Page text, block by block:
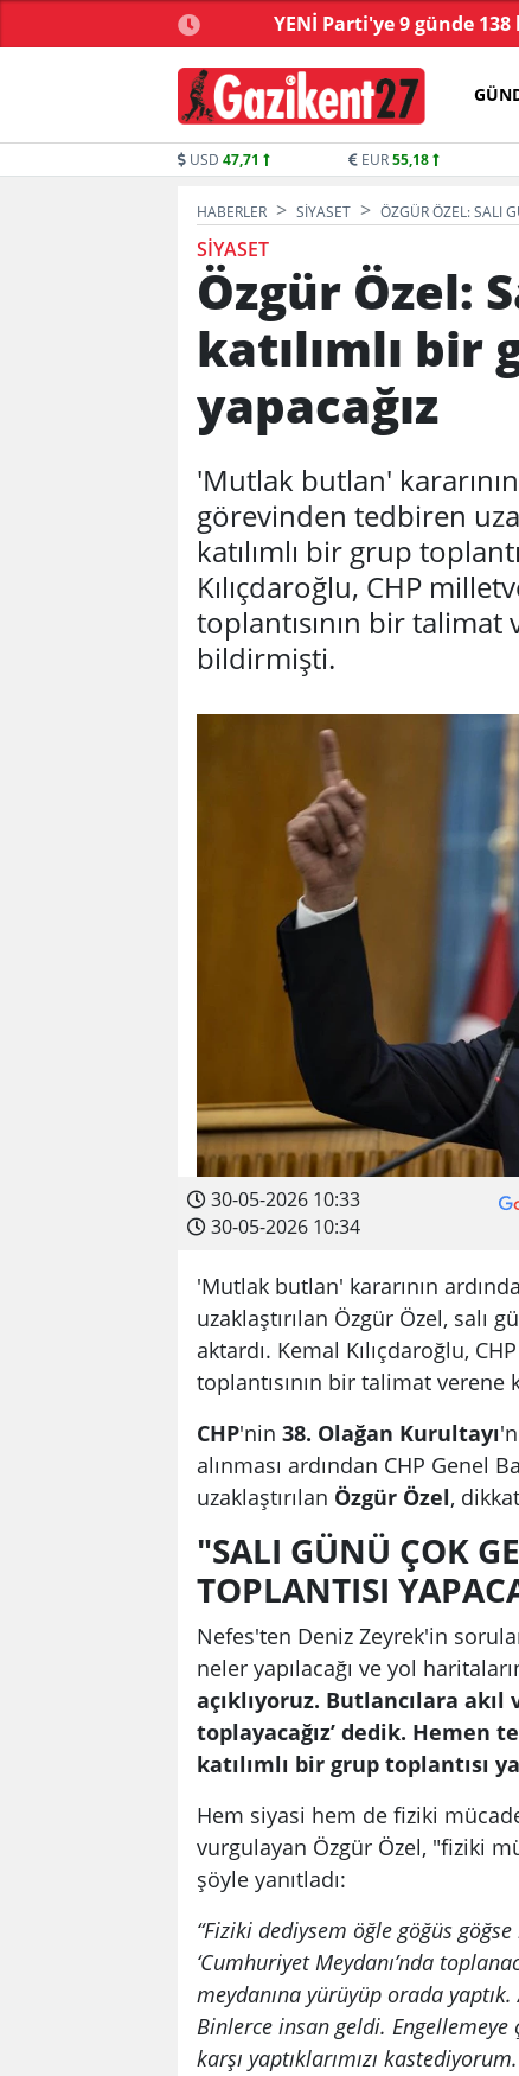
kabul edildi! YENİ Parti'ye 9 günde
USD 47,71 EUR55,18
HABERLER SIYASET ÖZGÜR ÖZEL: SALI
SIYASET
Özgür Özel:
katılımlı bir
yapacağız
'Mutlak butlan'
görevinden tedbiren
katılımlı bir grup
Kılıçdaroğlu, CHP
toplantısının bir talimat
bildirmişti.
30-05-2026 10:33
30-05-2026 10:34
'Mutlak butlan' kararının
uzaklaştırılan Özgür Özel, salı
aktardı. Kemal Kılıçdaroğlu,
toplantısının bir talimat verene
CHP'nin 38. Olağan Kurultayı
alınması ardından CHP Genel
uzaklaştırılan Özgür Özel,
"SALI GÜNÜ ÇOK
TOPLANTISI
Nefes'ten Deniz Zeyrek'in
neler yapılacağı ve yol
açıklıyoruz. Butlancılara
toplayacağız’ dedik. Hemen
katılımlı bir grup toplantısı
Hem siyasi hem de fiziki
vurgulayan Özgür Özel, "fiziki
şöyle yanıtladı:
“Fiziki dediysem öğle göğüs
‘Cumhuriyet Meydanı’nda
meydanına yürüyüp orada yaptık.
Binlerce insan geldi.
karşı yaptıklarımızı